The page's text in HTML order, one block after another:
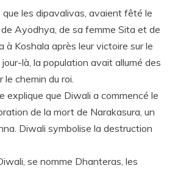
les dipavalivas, avaient fêté le
Ayodhya, de sa femme Sita et de
à Koshala après leur victoire sur le
là, la population avait allumé des
chemin du roi.
explique que Diwali a commencé le
de la mort de Narakasura, un
Diwali symbolise la destruction
se nomme Dhanteras, les